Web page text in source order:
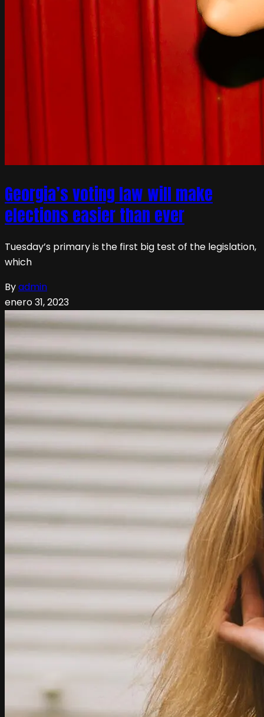
Georgia’s voting law will make
elections easier than ever
Tuesday’s primary is the first big test of the legislation,
which
Byadmin
enero 31, 2023